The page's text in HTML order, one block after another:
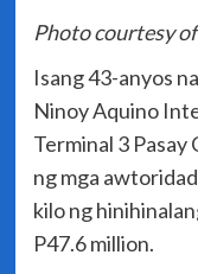
Photo courtesy
Isang 43-anyos
Ninoy Aquino
Terminal 3 Pasay
ng mga
kilo ng
P47.6 million.